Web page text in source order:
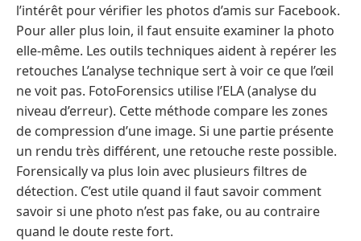
l’intérêt pour vérifier les photos d’amis sur Facebook.
Pour aller plus loin, il faut ensuite examiner la photo
elle-même. Les outils techniques aident à repérer les
retouches L’analyse technique sert à voir ce que l’œil
ne voit pas. FotoForensics utilise l’ELA (analyse du
niveau d’erreur). Cette méthode compare les zones
de compression d’une image. Si une partie présente
un rendu très différent, une retouche reste possible.
Forensically va plus loin avec plusieurs filtres de
détection. C’est utile quand il faut savoir comment
savoir si une photo n’est pas fake, ou au contraire
quand le doute reste fort.